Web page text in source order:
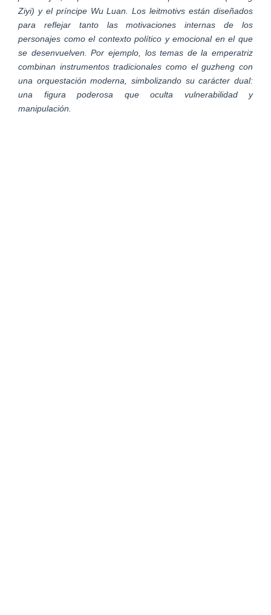
Ziyi) y el príncipe Wu Luan. Los leitmotivs están diseñados
para reflejar tanto las motivaciones internas de los
personajes como el contexto político y emocional en el que
se desenvuelven. Por ejemplo, los temas de la emperatriz
combinan instrumentos tradicionales como el guzheng con
una orquestación moderna, simbolizando su carácter dual:
una figura poderosa que oculta vulnerabilidad y
manipulación.